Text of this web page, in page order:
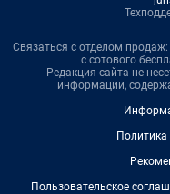
Связаться с отделом
с сотового
Редакция сайта не
информации,
Пользовательское